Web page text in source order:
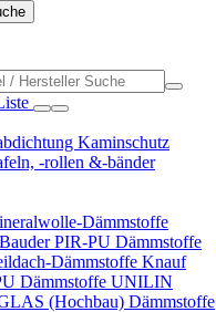
Kaminschutz
-rollen &-bänder
Dämmstoffe
Bauder PIR-PU Dämmstoffe
Dämmstoffe Knauf
Dämmstoffe UNILIN
(Hochbau) Dämmstoffe